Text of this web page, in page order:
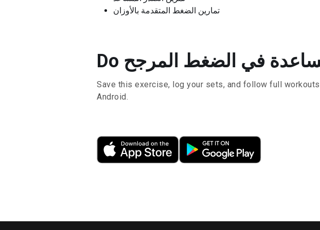
تمارين الضغط المتقدمة بالأوزان
Save this exercise, log your sets, and follow full
Android.